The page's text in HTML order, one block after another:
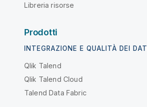
Libreria risorse
Prodotti
INTEGRAZIONE E QUALITÀ DEI DATI
Qlik Talend
Qlik Talend Cloud
Talend Data Fabric